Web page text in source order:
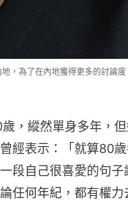
，為了在內地獲得更多的討論
，縱然單身多年，
經表示：「就算80
段自己很喜愛的句
任何年紀，都有權力